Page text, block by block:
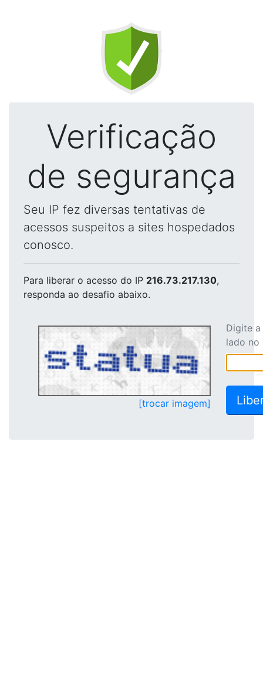
Verificação
de segurança
Seu IP fez diversas tentativas de
acessos suspeitos a sites hospedados
conosco.
Para liberar o acesso do IP 216.73.217.130,
responda ao desafio abaixo.
[trocar imagem]
Digite
lado no